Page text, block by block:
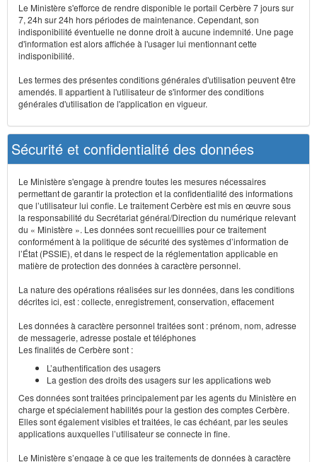
Le Ministère s'efforce de rendre disponible le portail Cerbère 7 jours sur
7, 24h sur 24h hors périodes de maintenance. Cependant, son
indisponibilité éventuelle ne donne droit à aucune indemnité. Une page
d'information est alors affichée à l'usager lui mentionnant cette
indisponibilité.
Les termes des présentes conditions générales d'utilisation peuvent être
amendés. Il appartient à l'utilisateur de s'informer des conditions
générales d'utilisation de l'application en vigueur.
Sécurité et confidentialité des données
Le Ministère s'engage à prendre toutes les mesures nécessaires
permettant de garantir la protection et la confidentialité des informations
que l’utilisateur lui confie. Le traitement Cerbère est mis en œuvre sous
la responsabilité du Secrétariat général/Direction du numérique relevant
du « Ministère ». Les données sont recueillies pour ce traitement
conformément à la politique de sécurité des systèmes d’information de
l’État (PSSIE), et dans le respect de la réglementation applicable en
matière de protection des données à caractère personnel.
La nature des opérations réalisées sur les données, dans les conditions
décrites ici, est : collecte, enregistrement, conservation, effacement
Les données à caractère personnel traitées sont : prénom, nom, adresse
de messagerie, adresse postale et téléphones
Les finalités de Cerbère sont :
L’authentification des usagers
La gestion des droits des usagers sur les applications web
Ces données sont traitées principalement par les agents du Ministère en
charge et spécialement habilités pour la gestion des comptes Cerbère.
Elles sont également visibles et traitées, le cas échéant, par les seules
applications auxquelles l’utilisateur se connecte in fine.
Le Ministère s’engage à ce que les traitements de données à caractère